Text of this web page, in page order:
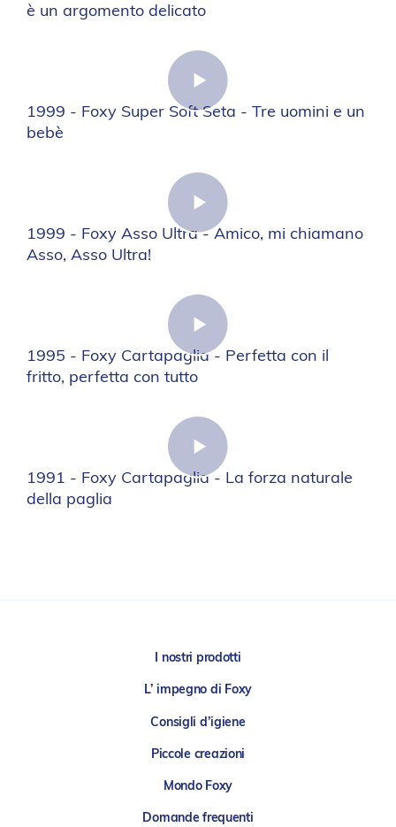
è un argomento delicato
1999 - Foxy Super Soft Seta - Tre uomini e un
bebè
1999 - Foxy Asso Ultra - Amico, mi chiamano
Asso, Asso Ultra!
1995 - Foxy Cartapaglia - Perfetta con il
fritto, perfetta con tutto
1991 - Foxy Cartapaglia - La forza naturale
della paglia
I nostri prodotti
L’ impegno di Foxy
Consigli d’igiene
Piccole creazioni
Mondo Foxy
Domande frequenti